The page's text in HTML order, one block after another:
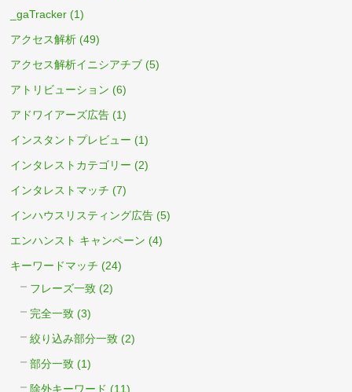
_gaTracker (1)
アクセス解析 (49)
アクセス解析イニシアチブ (5)
アトリビューション (6)
アドワイアーズ広告 (1)
インスタントプレビュー (1)
インタレストカテゴリー (2)
インタレストマッチ (7)
インハウスリスティング広告 (5)
エンハンスト キャンペーン (4)
キーワードマッチ (24)
フレーズ一致 (2)
完全一致 (3)
絞り込み部分一致 (2)
部分一致 (1)
除外キーワード (11)